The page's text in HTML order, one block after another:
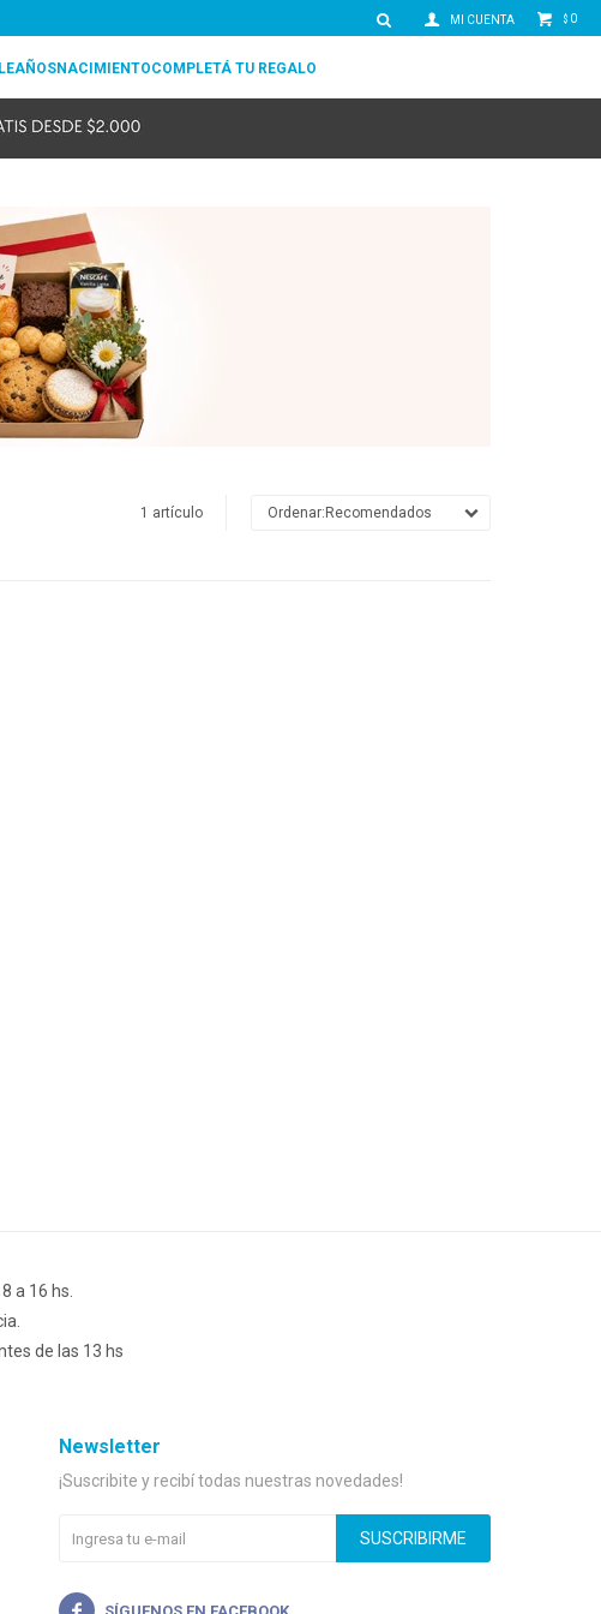
NACIMIENTOCOMPLETÁ TU REGALO
$ 0
1 artículo Recomendados
a 16 hs.
de las 13 hs
Newsletter
¡Suscribite y recibí todas nuestras novedades!
SUSCRIBIRME